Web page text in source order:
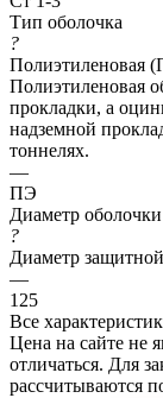
Тип оболочка
?
Полиэтиленовая
Полиэтиленовая
прокладки, а
надземной
тоннелях.
—
ПЭ
Диаметр оболочки
?
Диаметр
—
125
Все
Цена на сайте не
отличаться. Для
рассчитываются